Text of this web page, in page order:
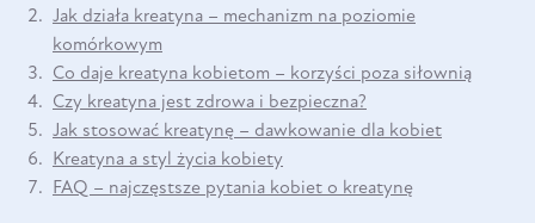
Jak działa kreatyna – mechanizm na poziomie
komórkowym
Co daje kreatyna kobietom – korzyści poza siłownią
Czy kreatyna jest zdrowa i bezpieczna?
Jak stosować kreatynę – dawkowanie dla kobiet
Kreatyna a styl życia kobiety
FAQ – najczęstsze pytania kobiet o kreatynę